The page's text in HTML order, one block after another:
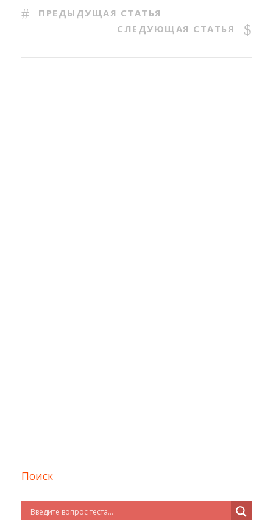
ПРЕДЫДУЩАЯ СТАТЬЯ
СЛЕДУЮЩАЯ СТАТЬЯ
Поиск